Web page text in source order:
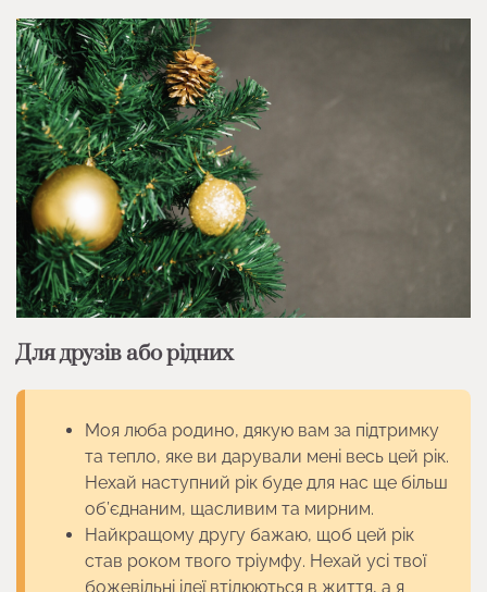
Для друзів або рідних
Моя люба родино, дякую вам за підтримку
та тепло, яке ви дарували мені весь цей рік.
Нехай наступний рік буде для нас ще більш
об’єднаним, щасливим та мирним.
Найкращому другу бажаю, щоб цей рік
став роком твого тріумфу. Нехай усі твої
божевільні ідеї втілюються в життя, а я